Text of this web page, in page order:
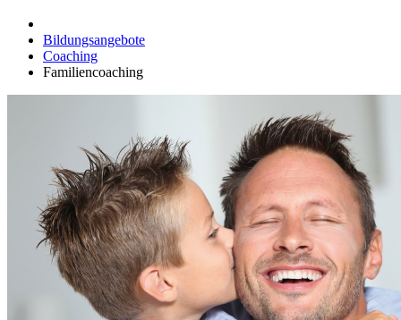
Bildungsangebote
Coaching
Familiencoaching